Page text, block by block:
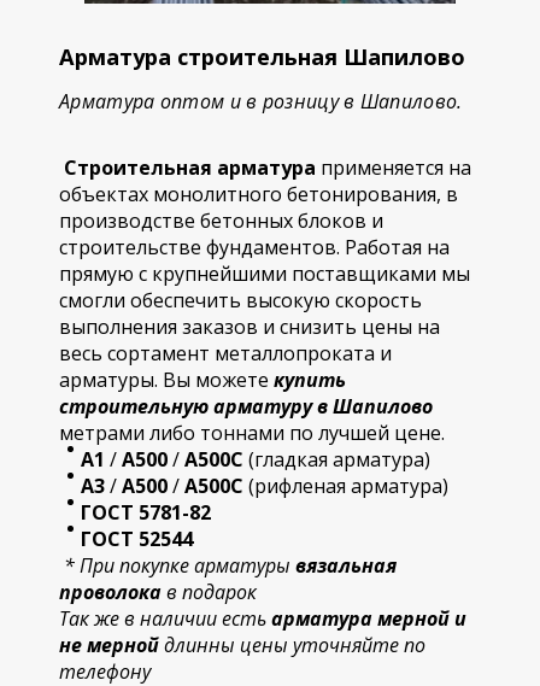
Арматура строительная Шапилово
Арматура оптом и в розницу в Шапилово.
Строительная арматура применяется на
объектах монолитного бетонирования, в
производстве бетонных блоков и
строительстве фундаментов. Работая на
прямую с крупнейшими поставщиками мы
смогли обеспечить высокую скорость
выполнения заказов и снизить цены на
весь сортамент металлопроката и
арматуры. Вы можете купить
строительнуюарматуру в Шапилово
метрами либо тоннами по лучшей цене.
А1 /А500/А500С (гладкая арматура)
А3/А500/А500С (рифленая арматура)
ГОСТ 5781-82
ГОСТ 52544
* При покупке арматуры вязальная
проволокав подарок
Так же в наличии естьарматура мерной и
не мернойдлинны цены уточняйте по
телефону